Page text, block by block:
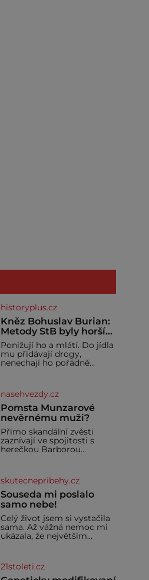
historyplus.cz
Kněz Bohuslav Burian:
Metody StB byly horší
než gestapácké
trýznění
Ponižují ho a mlátí. Do jídla
mu přidávají drogy,
nenechají ho pořádně
kruté týrání nevydrží a
estébákům podepíše
všechno, co po něm chtějí.
Svým podpisem jim potvrdí
výslechů nikdo nevyvíjel
fyzický ani psychický nátlak.
Syn brněnského řezníka
nasehvezdy.cz
Pomsta Munzarové
nevěrnému muži?
Přímo skandální zvěsti
zaznívají ve spojitosti s
herečkou Barborou
Munzarová měla být totiž
viděna s jakýmsi
sympaťákem, s nímž se
velmi družně, až d
skutecnepribehy.cz
Souseda mi poslalo
samo nebe!
Celý život jsem si vystačila
sama. Až vážná nemoc mi
ukázala, že největším
který je ochotný podat
pomocnou ruku. Vždycky
21stoleti.cz